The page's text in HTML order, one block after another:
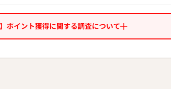
】ポイント獲得に関する調査について